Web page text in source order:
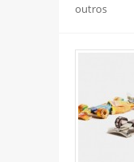
outros